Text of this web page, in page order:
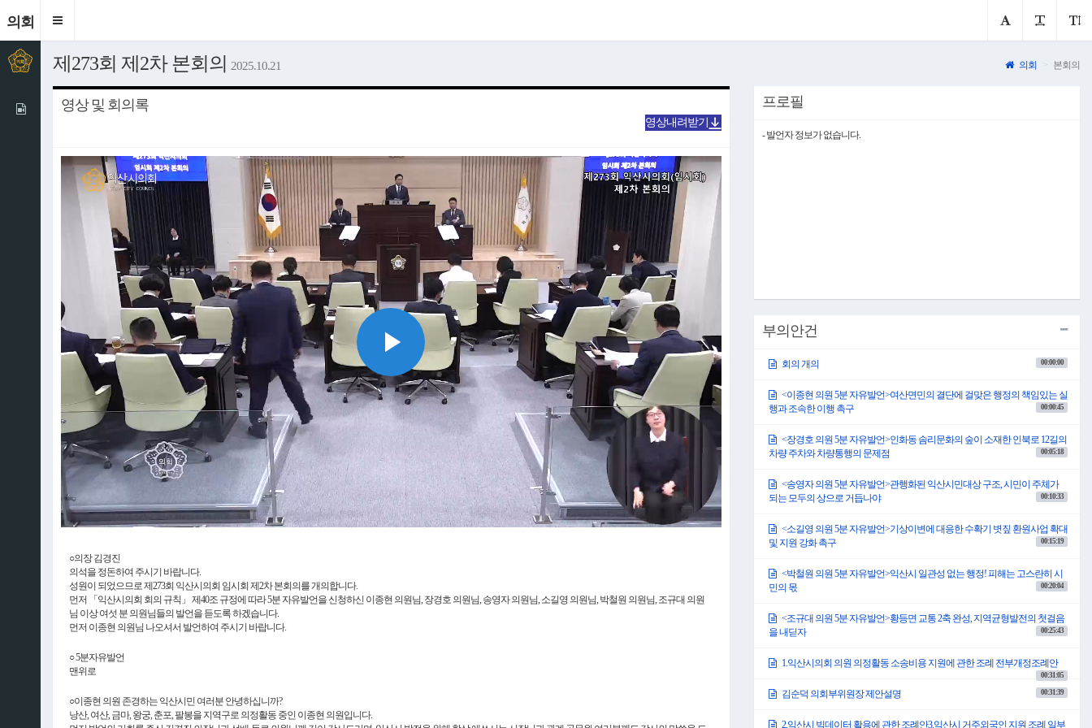
의회
Toggle
제273회 제2차 본회의 2025.10.21 의회 본회의
영상 및 회의록
영상내려받기
Play
Video
○의장 김경진
의석을 정돈하여 주시기 바랍니다.
성원이 되었으므로 제273회 익산시의회 임시회 제2차 본회의를 개의합니다.
먼저 「익산시의회 회의 규칙」 제40조 규정에 따라 5분 자유발언을 신청하신 이종현 의원님, 장경호 의원님, 송영자 의원님, 소길영 의원님, 박철원 의원님, 조규대 의원
님 이상 여섯 분 의원님들의 발언을 듣도록 하겠습니다.
먼저 이종현 의원님 나오셔서 발언하여 주시기 바랍니다.
○ 5분자유발언
맨위로
○이종현 의원 존경하는 익산시민 여러분 안녕하십니까?
낭산, 여산, 금마, 왕궁, 춘포, 팔봉을 지역구로 의정활동 중인 이종현 의원입니다.
프로필
- 발언자 정보가 없습니다.
부의안건
회의 개의 00:00:00
<이종현 의원 5분 자유발언>여산면민의 결단에 걸맞은 행정의 책임있는 실
행과 조속한 이행 촉구
00:00:45
<장경호 의원 5분 자유발언>인화동 솜리문화의 숲이 소재한 인북로 12길의
차량 주차와 차량통행의 문제점
00:05:18
<송영자 의원 5분 자유발언>관행화된 익산시민대상 구조, 시민이 주체가
되는 모두의 상으로 거듭나야
00:10:33
<소길영 의원 5분 자유발언>기상이변에 대응한 수확기 볏짚 환원사업 확대
및 지원 강화 촉구
00:15:19
<박철원 의원 5분 자유발언>익산시 일관성 없는 행정! 피해는 고스란히 시
민의 몫
00:20:04
<조규대 의원 5분 자유발언>황등면 교통 2축 완성, 지역균형발전의 첫걸음
을 내딛자
00:25:43
1.익산시의회 의원 의정활동 소송비용 지원에 관한 조례 전부개정조례안
00:31:05
김순덕 의회부위원장 제안설명 00:31:39
2.익산시 빅데이터 활용에 관한 조례안3.익산시 거주외국인 지원 조례 일부